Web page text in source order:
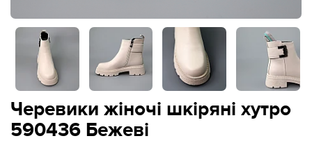
Черевики жіночі шкіряні хутро
590436 Бежеві